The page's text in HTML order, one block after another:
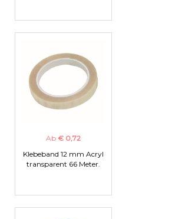
Ab € 0,72
Klebeband 12 mm Acryl
transparent 66 Meter.